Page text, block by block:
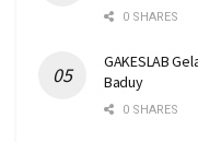
0 SHARES
GAKESLAB
Baduy
0 SHARES